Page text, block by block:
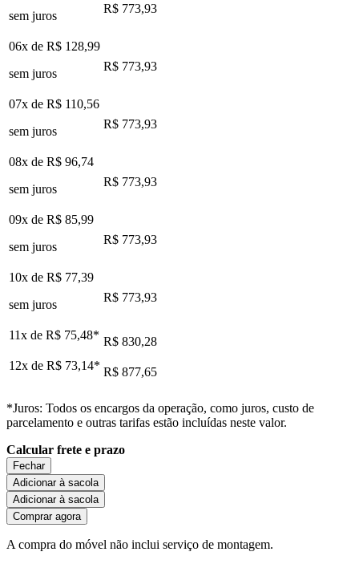
sem juros
R$ 773,93
06x de R$ 128,99
sem juros
R$ 773,93
07x de R$ 110,56
sem juros
R$ 773,93
08x de R$ 96,74
sem juros
R$ 773,93
09x de R$ 85,99
sem juros
R$ 773,93
10x de R$ 77,39
sem juros
R$ 773,93
11x de R$ 75,48* R$ 830,28
12x de R$ 73,14* R$ 877,65
*Juros: Todos os encargos da operação, como juros, custo de
parcelamento e outras tarifas estão incluídas neste valor.
Calcular frete e prazo
Fechar
Adicionar à sacola
Adicionar à sacola
Comprar agora
A compra do móvel não inclui serviço de montagem.